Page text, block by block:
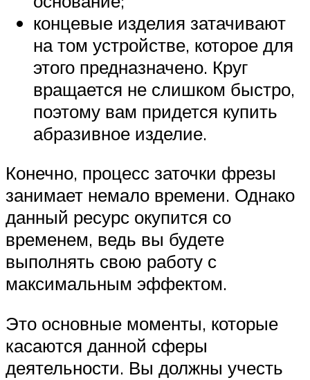
концевые изделия затачивают
на том устройстве, которое для
этого предназначено. Круг
вращается не слишком быстро,
поэтому вам придется купить
абразивное изделие.
Конечно, процесс заточки фрезы
занимает немало времени. Однако
данный ресурс окупится со
временем, ведь вы будете
выполнять свою работу с
максимальным эффектом.
Это основные моменты, которые
касаются данной сферы
деятельности. Вы должны учесть